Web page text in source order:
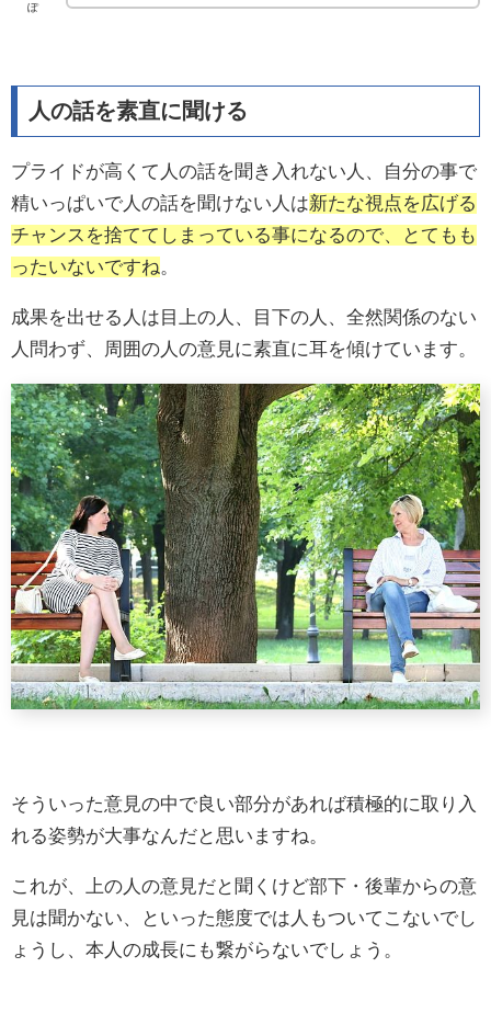
ぽ
人の話を素直に聞ける
プライドが高くて人の話を聞き入れない人、自分の事で
精いっぱいで人の話を聞けない人は新たな視点を広げる
チャンスを捨ててしまっている事になるので、とてもも
ったいないですね。
成果を出せる人は目上の人、目下の人、全然関係のない
人問わず、周囲の人の意見に素直に耳を傾けています。
そういった意見の中で良い部分があれば積極的に取り入
れる姿勢が大事なんだと思いますね。
これが、上の人の意見だと聞くけど部下・後輩からの意
見は聞かない、といった態度では人もついてこないでし
ょうし、本人の成長にも繋がらないでしょう。